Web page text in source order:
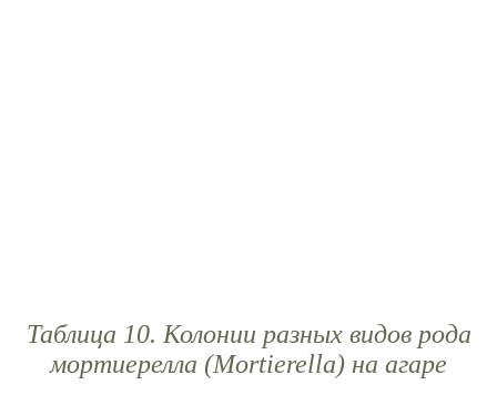
Таблица 10. Колонии разных видов рода
мортиерелла (Mortierella) на агаре